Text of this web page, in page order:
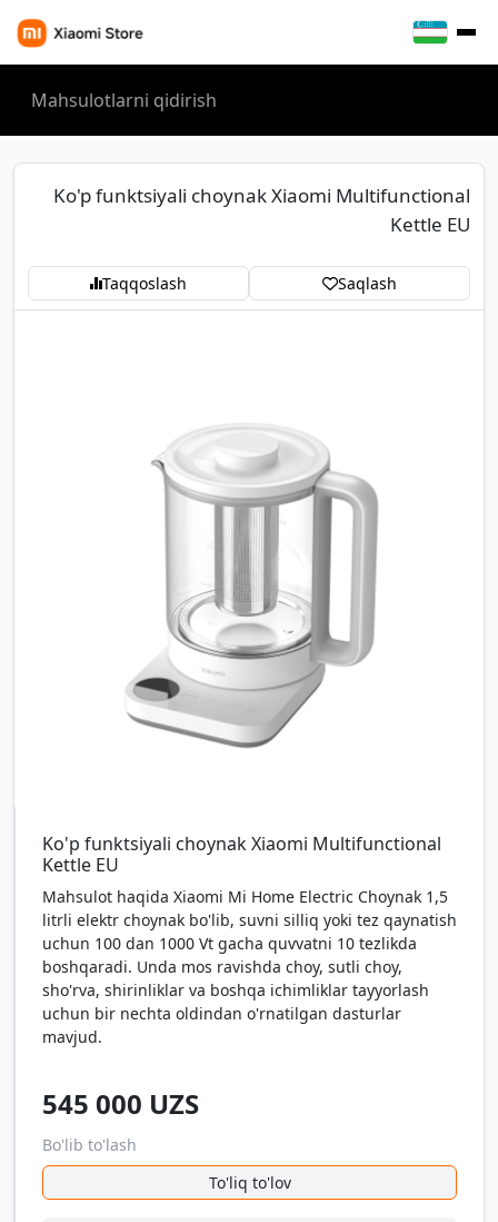
Ko'p funktsiyali choynak Xiaomi Multifunctional
Kettle EU
Taqqoslash Saqlash
Ko'p funktsiyali choynak Xiaomi Multifunctional
Kettle EU
Mahsulot haqida Xiaomi Mi Home Electric Choynak 1,5
litrli elektr choynak bo'lib, suvni silliq yoki tez qaynatish
uchun 100 dan 1000 Vt gacha quvvatni 10 tezlikda
boshqaradi. Unda mos ravishda choy, sutli choy,
sho'rva, shirinliklar va boshqa ichimliklar tayyorlash
uchun bir nechta oldindan o'rnatilgan dasturlar
mavjud.
545 000 UZS
Bo'lib to'lash
To'liq to'lov